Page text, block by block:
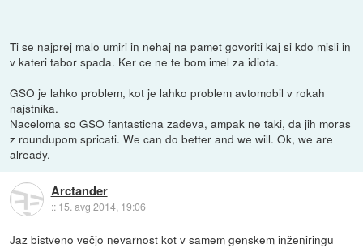
Ti se najprej malo umiri in nehaj na pamet govoriti kaj si kdo misli in
v kateri tabor spada. Ker ce ne te bom imel za idiota.
GSO je lahko problem, kot je lahko problem avtomobil v rokah
najstnika.
Naceloma so GSO fantasticna zadeva, ampak ne taki, da jih moras
z roundupom spricati. We can do better and we will. Ok, we are
already.
Arctander
:: 15. avg 2014, 19:06
Jaz bistveno večjo nevarnost kot v samem genskem inženiringu